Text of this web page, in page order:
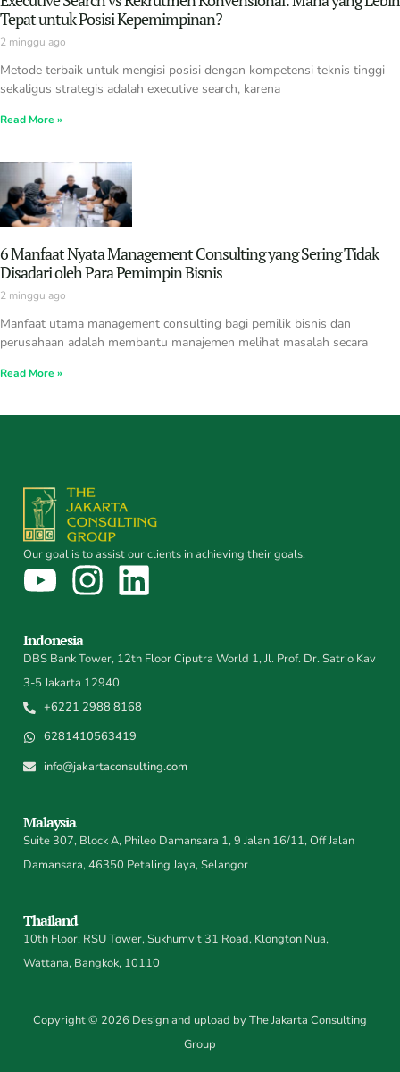
Tepat untuk Posisi Kepemimpinan?
2 minggu ago
Metode terbaik untuk mengisi posisi dengan kompetensi teknis tinggi
sekaligus strategis adalah executive search, karena
Read More »
6 Manfaat Nyata Management Consulting yang Sering Tidak
Disadari oleh Para Pemimpin Bisnis
2 minggu ago
Manfaat utama management consulting bagi pemilik bisnis dan
perusahaan adalah membantu manajemen melihat masalah secara
Read More »
Our goal is to assist our clients in achieving their goals.
Indonesia
DBS Bank Tower, 12th Floor Ciputra World 1, Jl. Prof. Dr. Satrio Kav
3-5 Jakarta 12940
+6221 2988 8168
6281410563419
info@jakartaconsulting.com
Malaysia
Suite 307, Block A, Phileo Damansara 1, 9 Jalan 16/11, Off Jalan
Damansara, 46350 Petaling Jaya, Selangor
Thailand
10th Floor, RSU Tower, Sukhumvit 31 Road, Klongton Nua,
Wattana, Bangkok, 10110
Copyright © 2026 Design and upload by The Jakarta Consulting
Group